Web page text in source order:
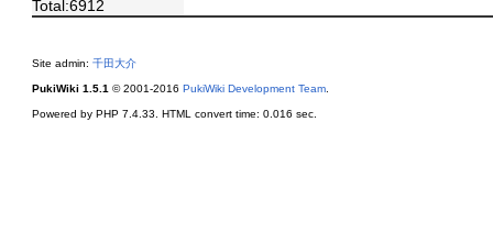
Total:6912
Site admin: 千田大介
PukiWiki 1.5.1 © 2001-2016 PukiWiki Development Team
Powered by PHP 7.4.33. HTML convert time: 0.016 sec.